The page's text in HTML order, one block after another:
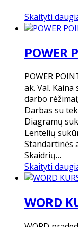
Skaityti
POWER
POWER
ak. Val.
darbo
Darbas su
Diagramų
Lentelių
Standartinės
Skaidrių…
Skaityti
WORD